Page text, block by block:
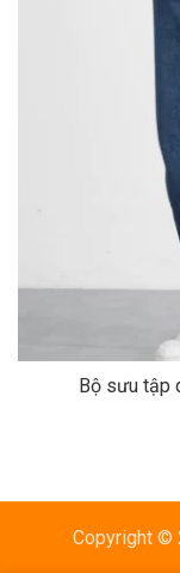
Bộ sưu tập
Copyright ©